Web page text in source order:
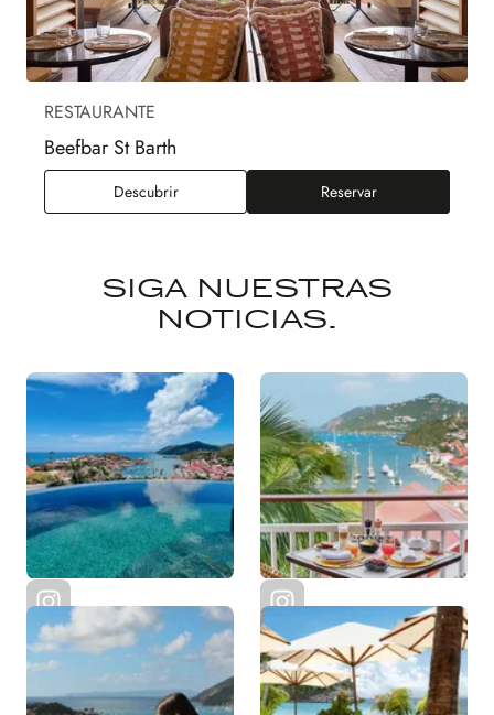
RESTAURANTE
Beefbar St Barth
DescubrirBeefbar St Barth Reservar
SIGA NUESTRAS
NOTICIAS.